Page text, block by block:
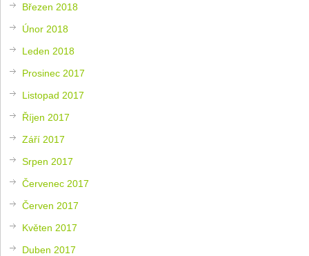
Březen 2018
Únor 2018
Leden 2018
Prosinec 2017
Listopad 2017
Říjen 2017
Září 2017
Srpen 2017
Červenec 2017
Červen 2017
Květen 2017
Duben 2017